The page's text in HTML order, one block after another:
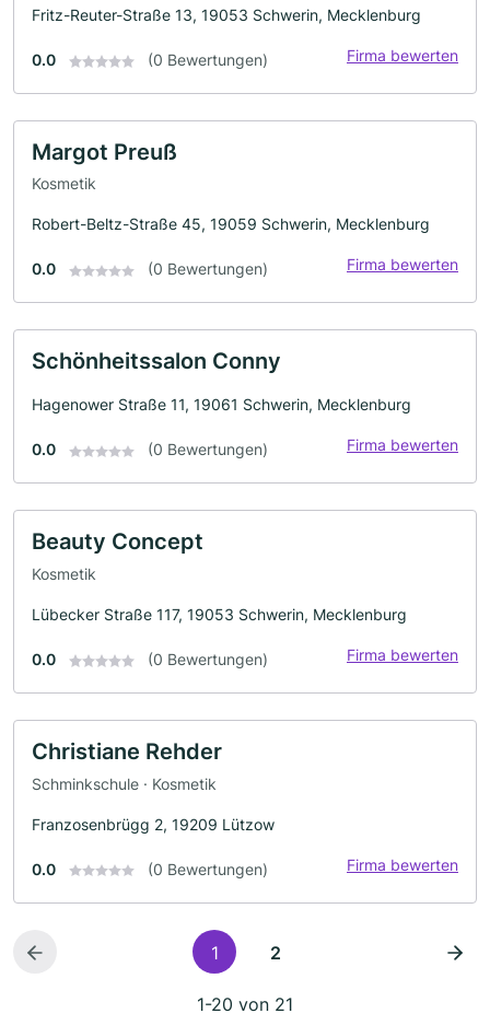
Fritz-Reuter-Straße 13, 19053 Schwerin, Mecklenburg
0.0 (0 Bewertungen) Firma bewerten
Margot Preuß
Kosmetik
Robert-Beltz-Straße 45, 19059 Schwerin, Mecklenburg
0.0 (0 Bewertungen) Firma bewerten
Schönheitssalon Conny
Hagenower Straße 11, 19061 Schwerin, Mecklenburg
0.0 (0 Bewertungen) Firma bewerten
Beauty Concept
Kosmetik
Lübecker Straße 117, 19053 Schwerin, Mecklenburg
0.0 (0 Bewertungen) Firma bewerten
Christiane Rehder
Schminkschule · Kosmetik
Franzosenbrügg 2, 19209 Lützow
0.0 (0 Bewertungen) Firma bewerten
1 2
1-20 von 21